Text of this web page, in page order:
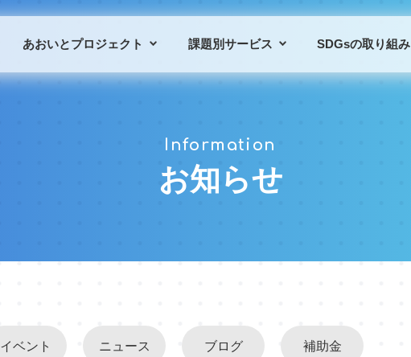
あおいとプロジェクト 課題別サービス
導入事例
SDGsの取り組み
Information
お知らせ
イベント ニュース ブログ 補助金